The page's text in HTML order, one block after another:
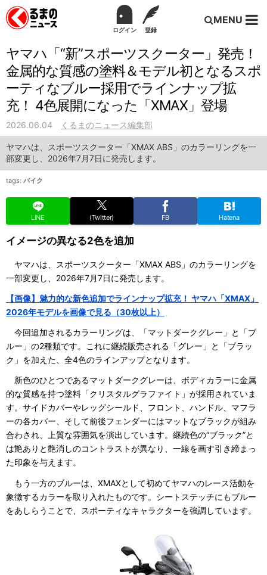
ログイン 登録
MENU
ヤマハ「“新”スポーツスクーター」発売！
金属的な質感の塗料＆モデル初となるスポ
ーティなブルー採用でラインナップ拡
充！ 4色展開になった「XMAX」登場
2026.06.04 くるまのニュース編集部
ヤマハは、スポーツスクーター「XMAX ABS」のカラーリングを一
部変更し、2026年7月7日に発売します。
tags: バイク
LINE (Twitter) FB Hatena
イメージの異なる2色を追加
ヤマハは、スポーツスクーター「XMAX ABS」のカラーリングを
一部変更し、2026年7月7日に発売します。
【画像】魅力的な新色追加でラインナップ拡充！ ヤマハ「XMAX」
2026年モデルを画像で見る（30枚以上）
今回追加されるカラーリングは、「マットダークグレー」と「ブ
ルー」の2種類です。これに継続販売される「グレー」と「ブラッ
ク」を加えた、全4色のラインアップとなります。
新色のひとつであるマットダークグレーは、ボディカラーに金属
的な質感を持つ塗料「クリスタルグラファイト」が採用されていま
す。サイドカバーやレッグシールド、フロント、ハンドル、マフラ
ーの各カバー、そして前後フェンダーにはマットなブラックが組み
合わされ、上質な雰囲気を演出しています。継続色の“ブラック”と
は艶ありと艶消しのコントラストが異なり、一線を画す引き締まっ
た印象を与えます。
もう一方のブルーは、XMAXとして初めてヤマハのレース活動を
象徴するカラーを取り入れたものです。シートステッチにもブルー
をあしらうことで、スポーティなキャラクターを強調しています。